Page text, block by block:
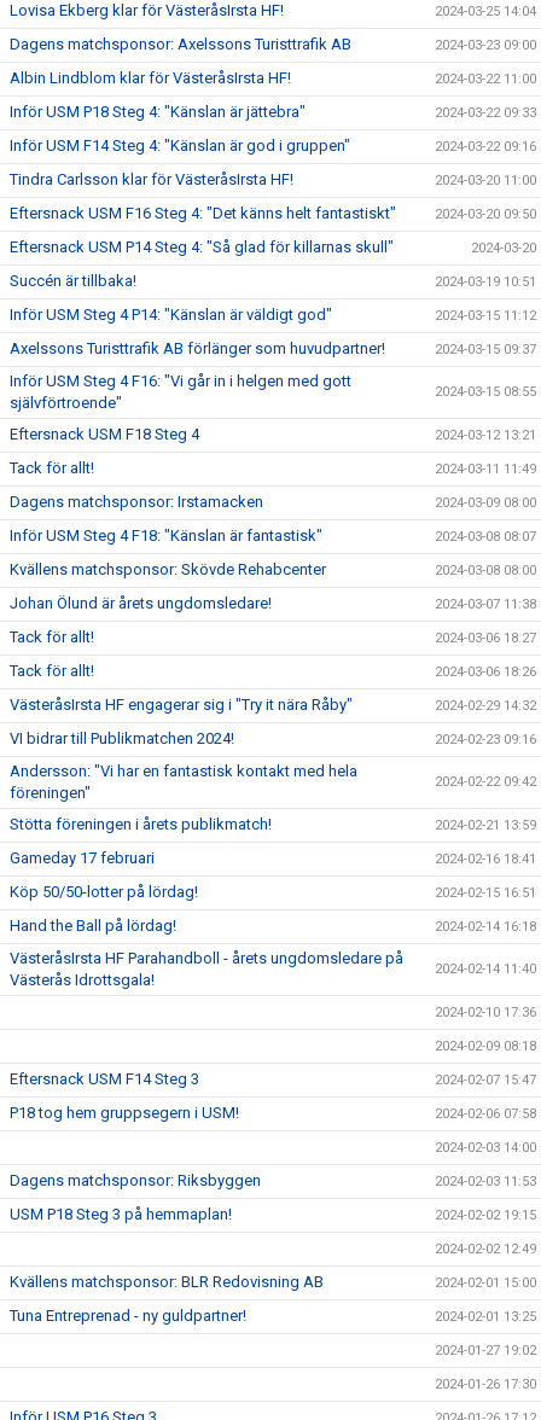
Lovisa Ekberg klar för VästeråsIrsta HF! 2024-03-25 14:04
Dagens matchsponsor: Axelssons Turisttrafik AB 2024-03-23 09:00
Albin Lindblom klar för VästeråsIrsta HF! 2024-03-22 11:00
Inför USM P18 Steg 4: "Känslan är jättebra" 2024-03-22 09:33
Inför USM F14 Steg 4: "Känslan är god i gruppen" 2024-03-22 09:16
Tindra Carlsson klar för VästeråsIrsta HF! 2024-03-20 11:00
Eftersnack USM F16 Steg 4: "Det känns helt fantastiskt" 2024-03-20 09:50
Eftersnack USM P14 Steg 4: "Så glad för killarnas skull" 2024-03-20
Succén är tillbaka! 2024-03-19 10:51
Inför USM Steg 4 P14: "Känslan är väldigt god" 2024-03-15 11:12
Axelssons Turisttrafik AB förlänger som huvudpartner! 2024-03-15 09:37
Inför USM Steg 4 F16: "Vi går in i helgen med gott
självförtroende"
2024-03-15 08:55
Eftersnack USM F18 Steg 4 2024-03-12 13:21
Tack för allt! 2024-03-11 11:49
Dagens matchsponsor: Irstamacken 2024-03-09 08:00
Inför USM Steg 4 F18: "Känslan är fantastisk" 2024-03-08 08:07
Kvällens matchsponsor: Skövde Rehabcenter 2024-03-08 08:00
Johan Ölund är årets ungdomsledare! 2024-03-07 11:38
Tack för allt! 2024-03-06 18:27
Tack för allt! 2024-03-06 18:26
VästeråsIrsta HF engagerar sig i "Try it nära Råby" 2024-02-29 14:32
VI bidrar till Publikmatchen 2024! 2024-02-23 09:16
Andersson: "Vi har en fantastisk kontakt med hela
föreningen"
2024-02-22 09:42
Stötta föreningen i årets publikmatch! 2024-02-21 13:59
Gameday 17 februari 2024-02-16 18:41
Köp 50/50-lotter på lördag! 2024-02-15 16:51
Hand the Ball på lördag! 2024-02-14 16:18
VästeråsIrsta HF Parahandboll - årets ungdomsledare på
Västerås Idrottsgala!
2024-02-14 11:40
2024-02-10 17:36
2024-02-09 08:18
Eftersnack USM F14 Steg 3 2024-02-07 15:47
P18 tog hem gruppsegern i USM! 2024-02-06 07:58
2024-02-03 14:00
Dagens matchsponsor: Riksbyggen 2024-02-03 11:53
USM P18 Steg 3 på hemmaplan! 2024-02-02 19:15
2024-02-02 12:49
Kvällens matchsponsor: BLR Redovisning AB 2024-02-01 15:00
Tuna Entreprenad - ny guldpartner! 2024-02-01 13:25
2024-01-27 19:02
2024-01-26 17:30